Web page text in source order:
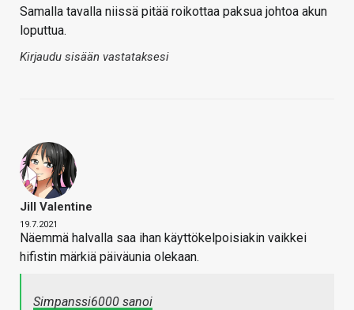
Samalla tavalla niissä pitää roikottaa paksua johtoa akun
loputtua.
Kirjaudu sisään vastataksesi
Jill Valentine
19.7.2021
Näemmä halvalla saa ihan käyttökelpoisiakin vaikkei
hifistin märkiä päiväunia olekaan.
Simpanssi6000 sanoi